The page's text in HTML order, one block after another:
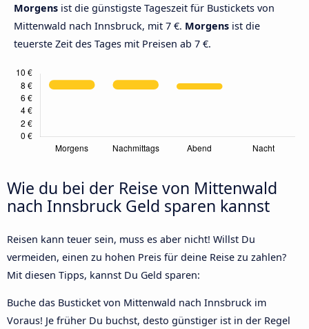
Morgens ist die günstigste Tageszeit für Bustickets von
Mittenwald nach Innsbruck, mit 7 €. Morgens ist die
teuerste Zeit des Tages mit Preisen ab 7 €.
Wie du bei der Reise von Mittenwald
nach Innsbruck Geld sparen kannst
Reisen kann teuer sein, muss es aber nicht! Willst Du
vermeiden, einen zu hohen Preis für deine Reise zu zahlen?
Mit diesen Tipps, kannst Du Geld sparen:
Buche das Busticket von Mittenwald nach Innsbruck im
Voraus! Je früher Du buchst, desto günstiger ist in der Regel